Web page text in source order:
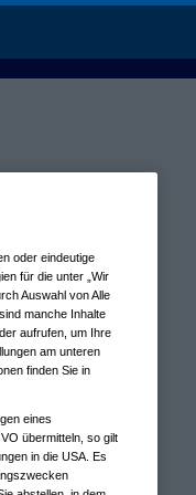
oder eindeutige
für die unter „Wir
Auswahl von Alle
manche Inhalte
aufrufen, um Ihre
am unteren
finden Sie in
eines
übermitteln, so gilt
in die USA. Es